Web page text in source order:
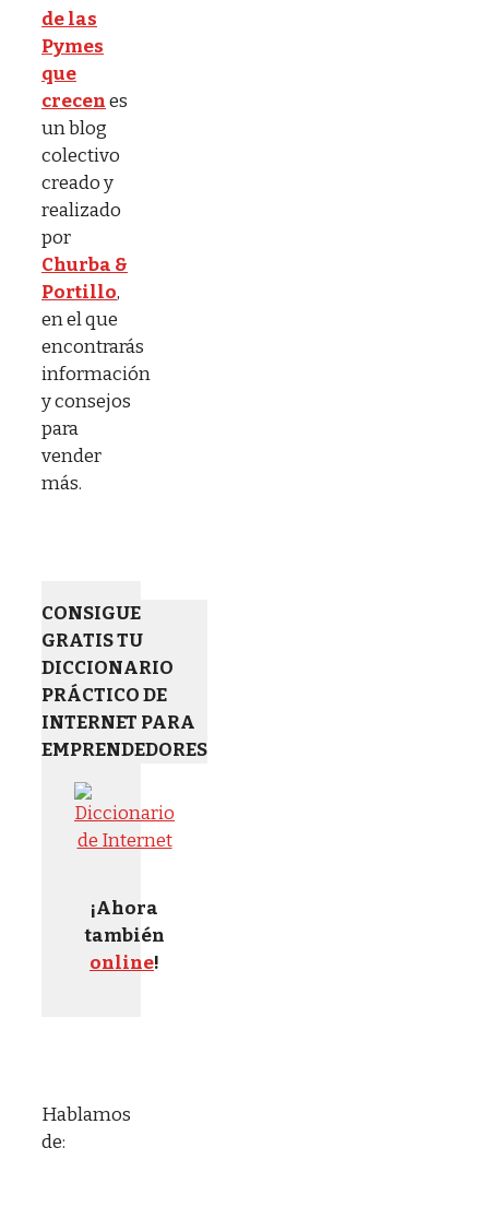
de las
Pymes
que
crecenes
un blog
colectivo
creado y
realizado
por
Churba &
Portillo,
en el que
encontrarás
información
y consejos
para
vender
más.
CONSIGUE
GRATIS TU
DICCIONARIO
PRÁCTICO DE
INTERNET PARA
EMPRENDEDORES
¡Ahora
también
online!
Hablamos
de: